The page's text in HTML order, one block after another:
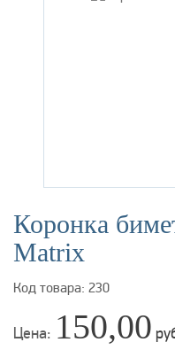
Коронка
Matrix
Код товара: 230
Цена: 150,00